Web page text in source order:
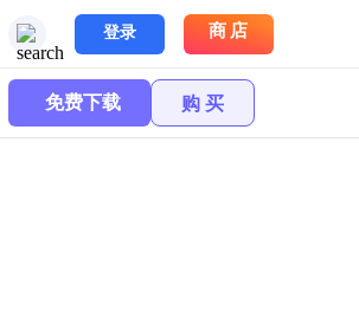
登录 商店
免费下载 购 买